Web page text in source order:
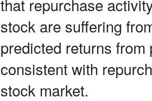
that repurchase
stock are suffering
predicted returns
consistent with
stock market.